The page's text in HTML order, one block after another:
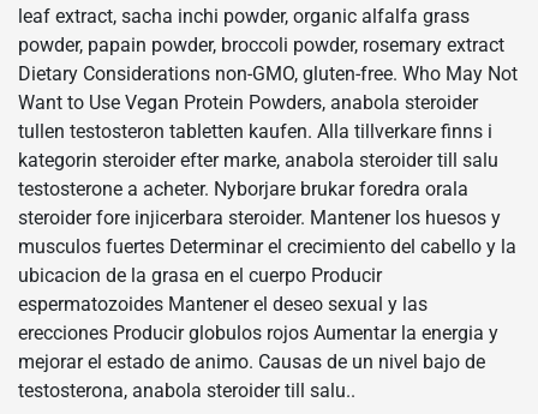
leaf extract, sacha inchi powder, organic alfalfa grass
powder, papain powder, broccoli powder, rosemary extract
Dietary Considerations non-GMO, gluten-free. Who May Not
Want to Use Vegan Protein Powders, anabola steroider
tullen testosteron tabletten kaufen. Alla tillverkare finns i
kategorin steroider efter marke, anabola steroider till salu
testosterone a acheter. Nyborjare brukar foredra orala
steroider fore injicerbara steroider. Mantener los huesos y
musculos fuertes Determinar el crecimiento del cabello y la
ubicacion de la grasa en el cuerpo Producir
espermatozoides Mantener el deseo sexual y las
erecciones Producir globulos rojos Aumentar la energia y
mejorar el estado de animo. Causas de un nivel bajo de
testosterona, anabola steroider till salu..